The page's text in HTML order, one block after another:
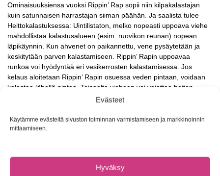
Evästeet
Käytämme evästeitä sivuston toiminnan varmistamiseen ja markkinoinnin
mittaamiseen.
Hyväksy
Ominaisuuksiensa vuoksi Rippin’ Rap sopii niin kilpakalastajan
kuin satunnaisen harrastajan siiman päähän. Ja saalista tulee
Heittokalastuksessa: Uintilistaton, melko nopeasti uppoava viehe
mahdollistaa kalastusalueen (esim. ruovikon reunan) nopean
läpikäynnin. Kun ahvenet on paikannettu, vene pysäytetään ja
keskitytään parven kalastamiseen. Rippin’ Rapin uppoavaa
runkoa voi hyödyntää eri vesikerrosten kalastamisessa. Jos
kelaus aloitetaan Rippin’ Rapin osuessa veden pintaan, voidaan
kalastaa lähellä pintaa. Toisaalta vieheen voi vajottaa heiton
jälkeen vaikkapa 2 metrin syvyyteen ja kalastaa syvempänä
laajenee ahvenista ja hauista myös jalokalojen suuntaan. Rippin’
Rapin paikka moottoriuistelussa on potkurivirran vieressä tai